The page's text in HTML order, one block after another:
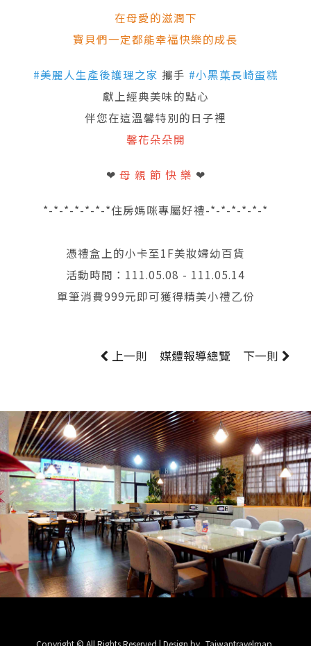
在母愛的滋潤下
寶貝們一定都能幸福快樂的成長
#美麗人生產後護理之家 攜手 #小黑菓長崎蛋糕
獻上經典美味的點心
伴您在這溫馨特別的日子裡
馨花朵朵開
❤ 母 親 節 快 樂 ❤
*-*-*-*-*-*-*住房媽咪專屬好禮-*-*-*-*-*-*
憑禮盒上的小卡至1F美妝婦幼百貨
活動時間：111.05.08 - 111.05.14
單筆消費999元即可獲得精美小禮乙份
上一則 媒體報導總覽 下一則
Copyright © All Rights Reserved | Design by Taiwantravelmap